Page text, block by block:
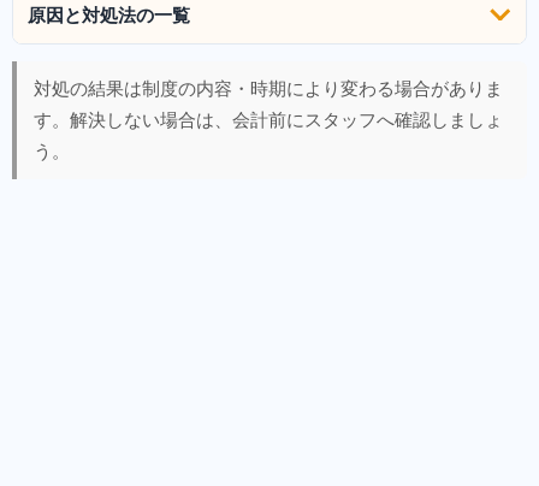
原因と対処法の一覧
対処の結果は制度の内容・時期により変わる場合がありま
す。解決しない場合は、会計前にスタッフへ確認しましょ
う。